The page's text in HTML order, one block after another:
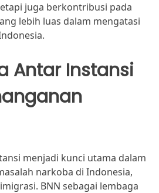
juga berkontribusi pada
lebih luas dalam mengatasi
Antar Instansi
menjadi kunci utama dalam
narkoba di Indonesia,
BNN sebagai lembaga